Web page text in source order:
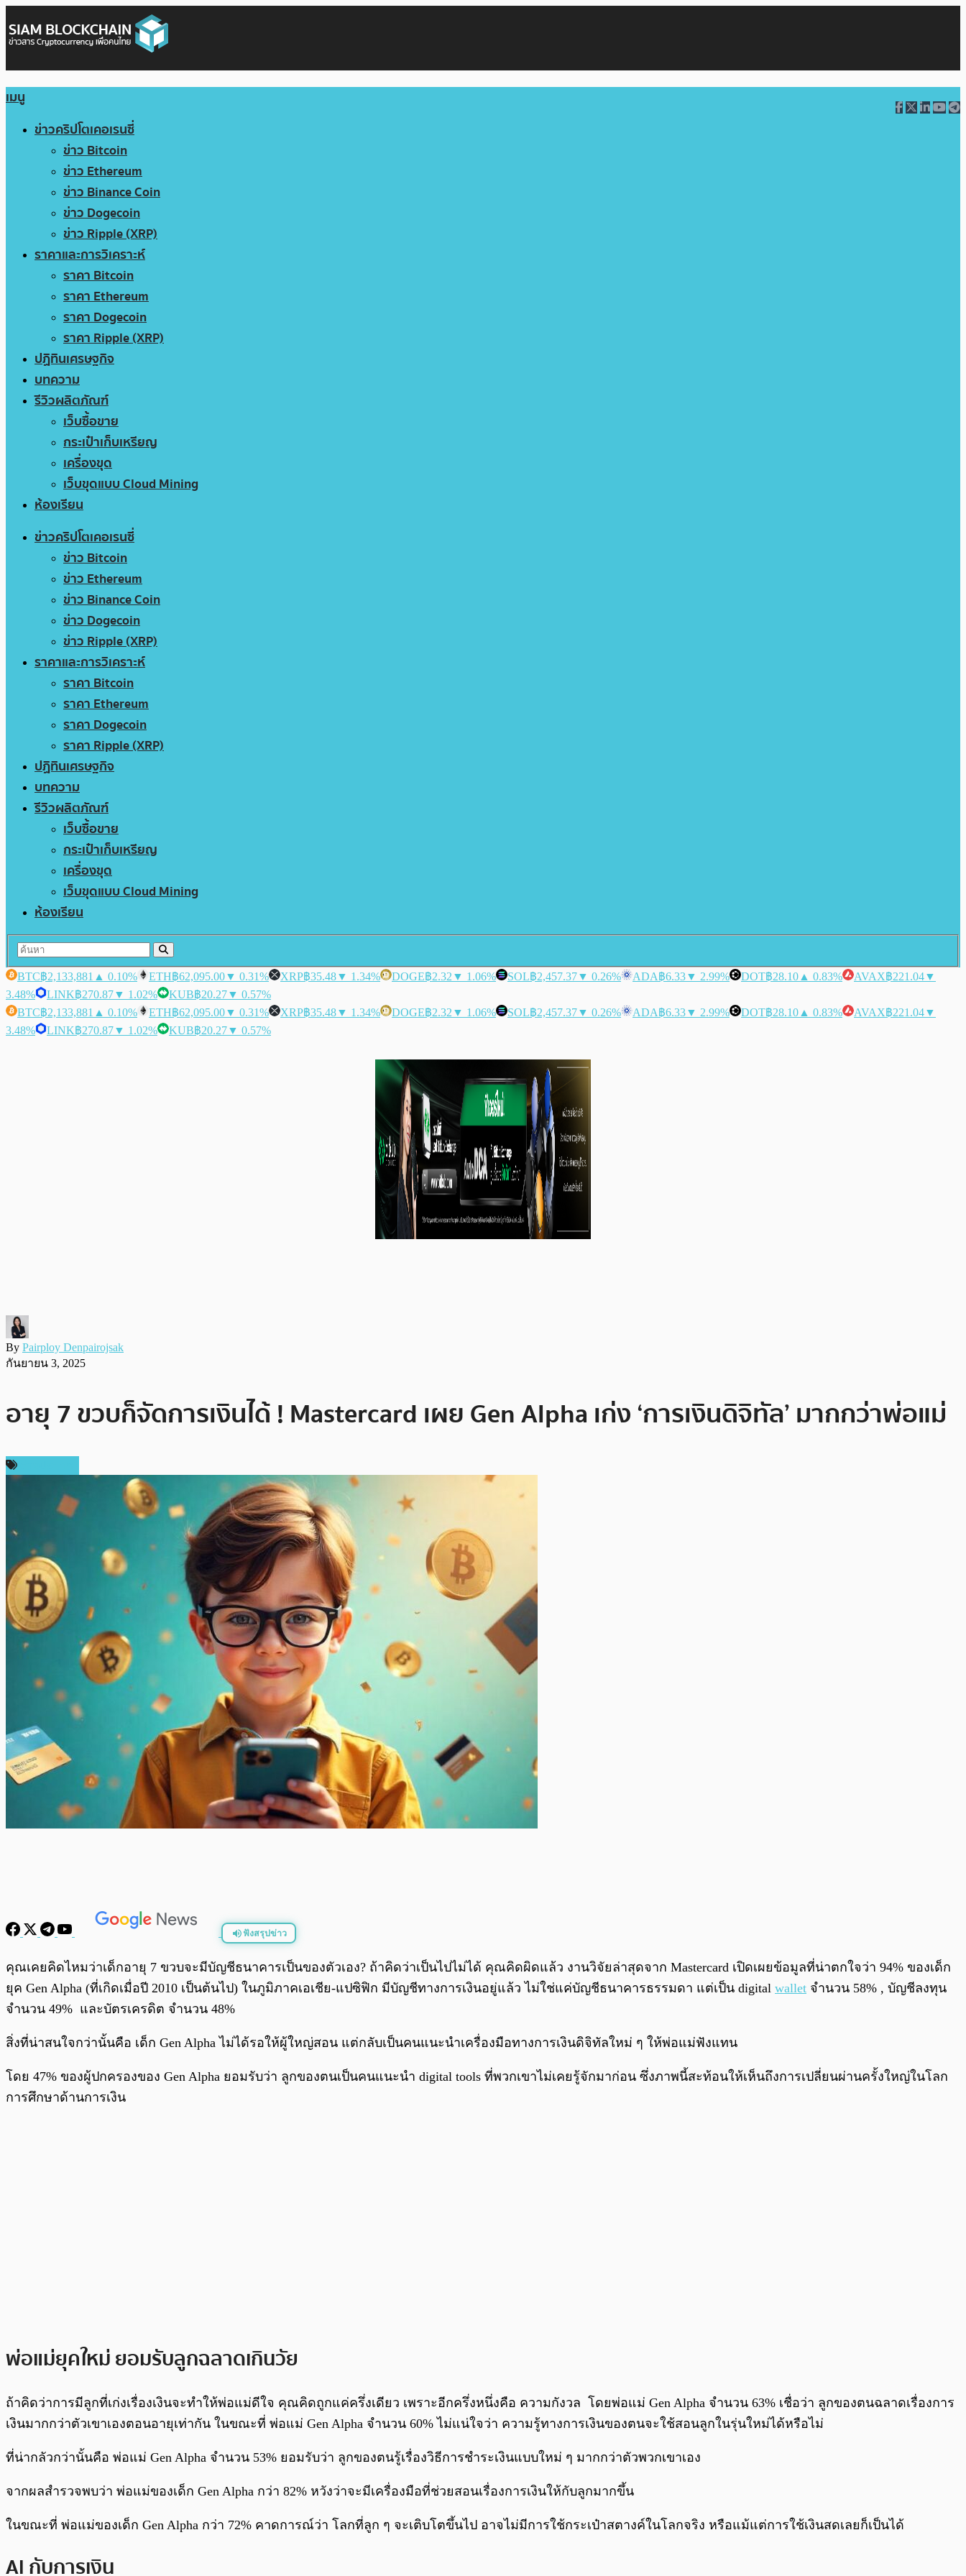
เมนู
ข่าวคริปโตเคอเรนซี่
ข่าว Bitcoin
ข่าว Ethereum
ข่าว Binance Coin
ข่าว Dogecoin
ข่าว Ripple (XRP)
ราคาและการวิเคราะห์
ราคา Bitcoin
ราคา Ethereum
ราคา Dogecoin
ราคา Ripple (XRP)
ปฏิทินเศรษฐกิจ
บทความ
รีวิวผลิตภัณฑ์
เว็บซื้อขาย
กระเป๋าเก็บเหรียญ
เครื่องขุด
เว็บขุดแบบ Cloud Mining
ห้องเรียน
ข่าวคริปโตเคอเรนซี่
ข่าว Bitcoin
ข่าว Ethereum
ข่าว Binance Coin
ข่าว Dogecoin
ข่าว Ripple (XRP)
ราคาและการวิเคราะห์
ราคา Bitcoin
ราคา Ethereum
ราคา Dogecoin
ราคา Ripple (XRP)
ปฏิทินเศรษฐกิจ
บทความ
รีวิวผลิตภัณฑ์
เว็บซื้อขาย
กระเป๋าเก็บเหรียญ
เครื่องขุด
เว็บขุดแบบ Cloud Mining
ห้องเรียน
BTC฿2,133,881 ▲ 0.10% ETH฿62,095.00▼ 0.31% XRP฿35.48▼ 1.34% DOGE฿2.32 ▼ 1.06% SOL฿2,457.37▼ 0.26% ADA฿6.33▼ 2.99% DOT฿28.10 ▲ 0.83% AVAX฿221.04▼
3.48%
LINK฿270.87▼ 1.02% KUB฿20.27▼ 0.57%
BTC฿2,133,881 ▲ 0.10% ETH฿62,095.00▼ 0.31% XRP฿35.48▼ 1.34% DOGE฿2.32 ▼ 1.06% SOL฿2,457.37▼ 0.26% ADA฿6.33▼ 2.99% DOT฿28.10 ▲ 0.83% AVAX฿221.04▼
3.48%
LINK฿270.87▼ 1.02% KUB฿20.27▼ 0.57%
By Pairploy Denpairojsak
กันยายน 3, 2025
อายุ 7 ขวบก็จัดการเงินได้ ! Mastercard เผย Gen Alpha เก่ง ‘การเงินดิจิทัล’ มากกว่าพ่อแม่
ฟังสรุปข่าว
พร้อมเล่น 0:00 /0:00
คุณเคยคิดไหมว่าเด็กอายุ 7 ขวบจะมีบัญชีธนาคารเป็นของตัวเอง? ถ้าคิดว่าเป็นไปไม่ได้ คุณคิดผิดแล้ว งานวิจัยล่าสุดจาก Mastercard เปิดเผยข้อมูลที่น่าตกใจว่า 94% ของเด็ก
ยุค Gen Alpha (ที่เกิดเมื่อปี 2010 เป็นต้นไป) ในภูมิภาคเอเชีย-แปซิฟิก มีบัญชีทางการเงินอยู่แล้ว ไม่ใช่แค่บัญชีธนาคารธรรมดา แต่เป็น digital wallet จำนวน 58% , บัญชีลงทุน
จำนวน 49% และบัตรเครดิต จำนวน 48%
สิ่งที่น่าสนใจกว่านั้นคือ เด็ก Gen Alpha ไม่ได้รอให้ผู้ใหญ่สอน แต่กลับเป็นคนแนะนำเครื่องมือทางการเงินดิจิทัลใหม่ ๆ ให้พ่อแม่ฟังแทน
โดย 47% ของผู้ปกครองของ Gen Alpha ยอมรับว่า ลูกของตนเป็นคนแนะนำ digital tools ที่พวกเขาไม่เคยรู้จักมาก่อน ซึ่งภาพนี้สะท้อนให้เห็นถึงการเปลี่ยนผ่านครั้งใหญ่ในโลก
การศึกษาด้านการเงิน
พ่อแม่ยุคใหม่ ยอมรับลูกฉลาดเกินวัย
ถ้าคิดว่าการมีลูกที่เก่งเรื่องเงินจะทำให้พ่อแม่ดีใจ คุณคิดถูกแค่ครึ่งเดียว เพราะอีกครึ่งหนึ่งคือ ความกังวล โดยพ่อแม่ Gen Alpha จำนวน 63% เชื่อว่า ลูกของตนฉลาดเรื่องการ
เงินมากกว่าตัวเขาเองตอนอายุเท่ากัน ในขณะที่ พ่อแม่ Gen Alpha จำนวน 60% ไม่แน่ใจว่า ความรู้ทางการเงินของตนจะใช้สอนลูกในรุ่นใหม่ได้หรือไม่
ที่น่ากลัวกว่านั้นคือ พ่อแม่ Gen Alpha จำนวน 53% ยอมรับว่า ลูกของตนรู้เรื่องวิธีการชำระเงินแบบใหม่ ๆ มากกว่าตัวพวกเขาเอง
จากผลสำรวจพบว่า พ่อแม่ของเด็ก Gen Alpha กว่า 82% หวังว่าจะมีเครื่องมือที่ช่วยสอนเรื่องการเงินให้กับลูกมากขึ้น
ในขณะที่ พ่อแม่ของเด็ก Gen Alpha กว่า 72% คาดการณ์ว่า โลกที่ลูก ๆ จะเติบโตขึ้นไป อาจไม่มีการใช้กระเป๋าสตางค์ในโลกจริง หรือแม้แต่การใช้เงินสดเลยก็เป็นได้
AI กับการเงิน